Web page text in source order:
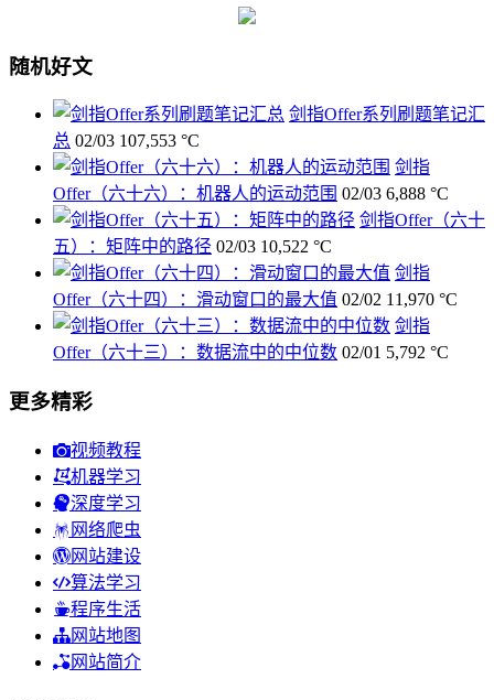
随机好文
剑指Offer系列刷题笔记汇
总 02/03 107,553 °C
剑指
Offer（六十六）：机器人的运动范围 02/03 6,888 °C
剑指Offer（六十
五）：矩阵中的路径 02/03 10,522 °C
剑指
Offer（六十四）：滑动窗口的最大值 02/02 11,970 °C
剑指
Offer（六十三）：数据流中的中位数 02/01 5,792 °C
更多精彩
视频教程
机器学习
深度学习
网络爬虫
网站建设
算法学习
程序生活
网站地图
网站简介